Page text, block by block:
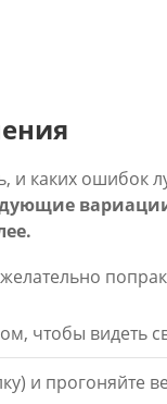
и каких
чтобы видеть
и прогоняйте